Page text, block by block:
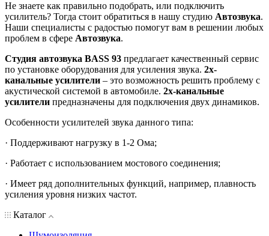
Не знаете как правильно подобрать, или подключить
усилитель? Тогда стоит обратиться в нашу студию Автозвука.
Наши специалисты с радостью помогут вам в решении любых
проблем в сфере Автозвука.
Студия автозвука BASS 93 предлагает качественный сервис
по установке оборудования для усиления звука. 2х-
канальные усилители – это возможность решить проблему с
акустической системой в автомобиле. 2х-канальные
усилители предназначены для подключения двух динамиков.
Особенности усилителей звука данного типа:
· Поддерживают нагрузку в 1-2 Ома;
· Работает с использованием мостового соединения;
· Имеет ряд дополнительных функций, например, плавность
усиления уровня низких частот.
Каталог